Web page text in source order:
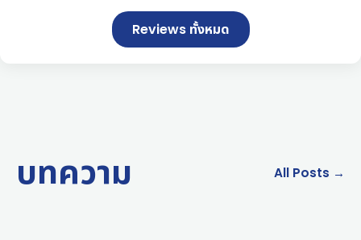
Reviews ทั้งหมด
บทความ All Posts →